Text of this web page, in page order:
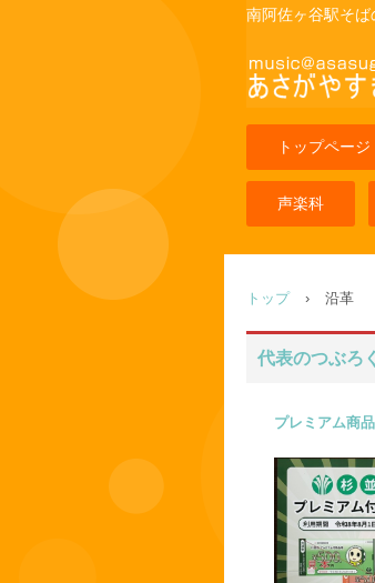
南阿佐ヶ谷駅そば
トップページ
声楽科
トップ › 沿革
代表のつぶろ
プレミアム商